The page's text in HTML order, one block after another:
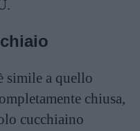
simile a quello
chiusa,
cucchiaino